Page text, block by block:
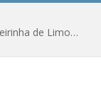
Ações de combate à Covid-19 na região ribeirinha de Limoeiro do Ajuru continuam